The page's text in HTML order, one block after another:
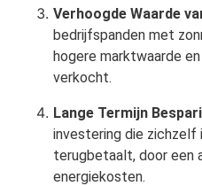
Verhoogde Waarde
bedrijfspanden met
hogere marktwaarde
verkocht.
Lange Termijn
investering die zichzelf
terugbetaalt, door een
energiekosten.